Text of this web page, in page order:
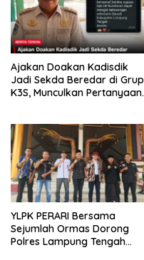
Ajakan Doakan Kadisdik
Jadi Sekda Beredar di Grup
K3S, Munculkan Pertanyaan
YLPK PERARI Bersama
Sejumlah Ormas Dorong
Polres Lampung Tengah